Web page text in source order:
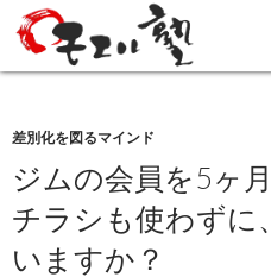
Search
SKIP
TO
差別化を図るマインド
ジムの会員を5ヶ
チラシも使わずに
いますか？